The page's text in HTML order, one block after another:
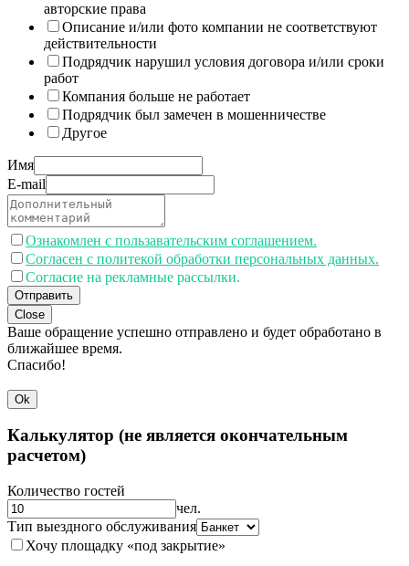
авторские права
Описание и/или фото компании не соответствуют
действительности
Подрядчик нарушил условия договора и/или сроки
работ
Компания больше не работает
Подрядчик был замечен в мошенничестве
Другое
Имя
E-mail
Ознакомлен с пользавательским соглашением.
Согласен с политекой обработки персональных данных.
Согласие на рекламные рассылки.
Отправить
Close
Ваше обращение успешно отправлено и будет обработано в
ближайшее время.
Спасибо!
Ok
Калькулятор (не является окончательным
расчетом)
Количество гостей
чел.
Тип выездного обслуживания
Хочу площадку «под закрытие»